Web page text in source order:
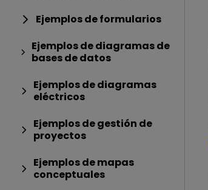
Ejemplos de formularios
Ejemplos de diagramas de
bases de datos
Ejemplos de diagramas
eléctricos
Ejemplos de gestión de
proyectos
Ejemplos de mapas
conceptuales